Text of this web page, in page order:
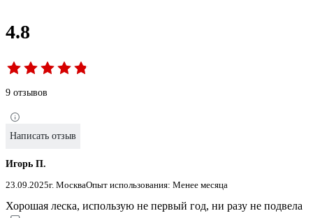
4.8
9 отзывов
Написать отзыв
Игорь П.
23.09.2025г. МоскваОпыт использования: Менее месяца
Хорошая леска, использую не первый год, ни разу не подвела